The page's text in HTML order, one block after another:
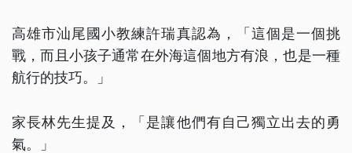
高雄市汕尾國小教練許瑞真認為，「這個是一個挑
戰，而且小孩子通常在外海這個地方有浪，也是一種
航行的技巧。」
家長林先生提及，「是讓他們有自己獨立出去的勇
氣。」